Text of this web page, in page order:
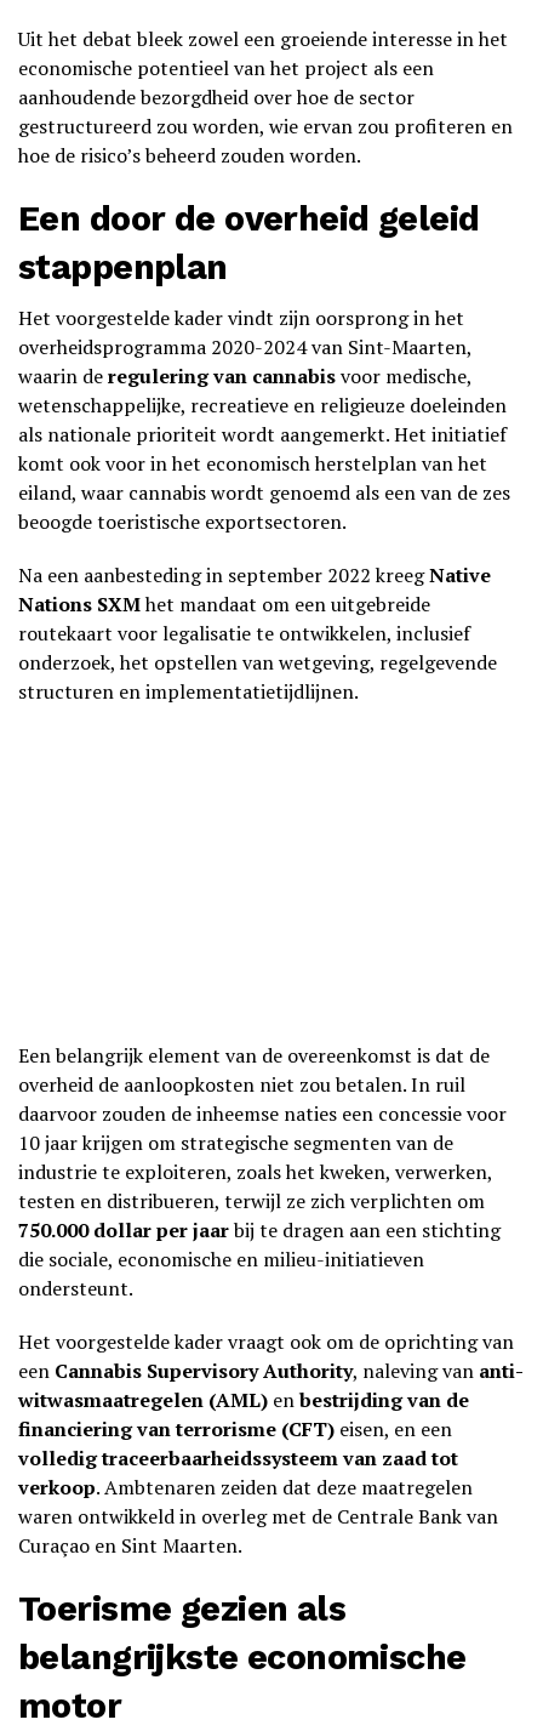
Uit het debat bleek zowel een groeiende interesse in het
economische potentieel van het project als een
aanhoudende bezorgdheid over hoe de sector
gestructureerd zou worden, wie ervan zou profiteren en
hoe de risico’s beheerd zouden worden.
Een door de overheid geleid
stappenplan
Het voorgestelde kader vindt zijn oorsprong in het
overheidsprogramma 2020-2024 van Sint-Maarten,
waarin deregulering van cannabisvoor medische,
wetenschappelijke, recreatieve en religieuze doeleinden
als nationale prioriteit wordt aangemerkt. Het initiatief
komt ook voor in het economisch herstelplan van het
eiland, waar cannabis wordt genoemd als een van de zes
beoogde toeristische exportsectoren.
Na een aanbesteding in september 2022 kreegNative
Nations SXMhet mandaat om een uitgebreide
routekaart voor legalisatie te ontwikkelen, inclusief
onderzoek, het opstellen van wetgeving, regelgevende
structuren en implementatietijdlijnen.
Een belangrijk element van de overeenkomst is dat de
overheid de aanloopkosten niet zou betalen. In ruil
daarvoor zouden de inheemse naties een concessie voor
10 jaar krijgen om strategische segmenten van de
industrie te exploiteren, zoals het kweken, verwerken,
testen en distribueren, terwijl ze zich verplichten om
750.000 dollar per jaarbij te dragen aan een stichting
die sociale, economische en milieu-initiatieven
ondersteunt.
Het voorgestelde kader vraagt ook om de oprichting van
een Cannabis Supervisory Authority, naleving van anti-
witwasmaatregelen (AML) enbestrijding van de
financiering van terrorisme (CFT) eisen, en een
volledig traceerbaarheidssysteem van zaad tot
verkoop. Ambtenaren zeiden dat deze maatregelen
waren ontwikkeld in overleg met de Centrale Bank van
Curaçao en Sint Maarten.
Toerisme gezien als
belangrijkste economische
motor